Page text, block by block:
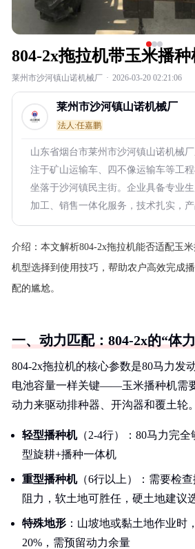
804-2x拖拉机带玉米播
莱州市沙河镇山诺机械厂 · 2026-03-20 02:21:06
莱州市沙河镇山诺机械厂
法人:任嘉鹏
山东省烟台市莱州市沙河镇山诺机械
注于矿山运输车、四不像运输车等工程
坐落于沙河镇民主街。企业具备专业
加工、销售一体化服务，技术扎实，产
介绍： 本文解析804-2x拖拉机能否适配玉米
机型选择到使用技巧，帮助农户高效完成
配的尴尬。
一、动力匹配：804-2x的“体
804-2x拖拉机的核心参数是80马力发
电池容量一样关键——玉米播种机需
动力来驱动排种器、开沟器和覆土轮
轻型播种机（2-4行）：80马力完
型旋耕+播种一体机
重型播种机（6行以上）：需要检
阻力，软土地可胜任，硬土地建议
特殊地形 ：山坡地或黏土地作业时
20%，需预留动力余量